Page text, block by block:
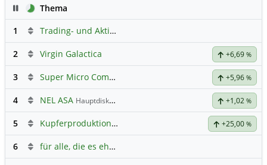
PauseThema
1
Trading- und Aktien-Chat
2 Virgin Galactica +6,69 %
3 Super Micro Computer +5,96 %
4 NEL ASA Hauptdiskussion +1,02 %
5 Kupferproduktion als Treibstoff +25,00 %
6 für alle, die es ehrlich meinen beim Traden.